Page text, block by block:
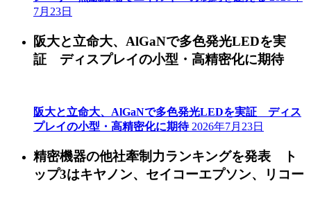
7月23日
阪大と立命大、AlGaNで多色発光LEDを実
証 ディスプレイの小型・高精密化に期待
阪大と立命大、AlGaNで多色発光LEDを実証 ディス
プレイの小型・高精密化に期待 2026年7月23日
精密機器の他社牽制力ランキングを発表 ト
ップ3はキヤノン、セイコーエプソン、リコー